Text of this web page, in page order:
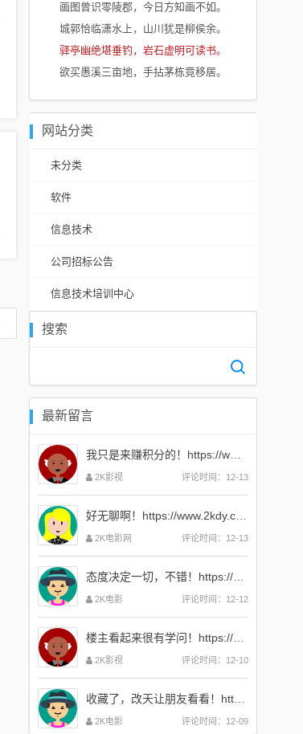
画图曾识零陵郡，今日方知画不如。
城郭恰临潇水上，山川犹是柳侯余。
驿亭幽绝堪垂钓，岩石虚明可读书。
欲买愚溪三亩地，手拈茅栋竟移居。
网站分类
未分类
软件
信息技术
公司招标公告
信息技术培训中心
搜索
最新留言
2K影视 评论时间：12-13
2K电影网 评论时间：12-13
2K电影 评论时间：12-12
2K影视 评论时间：12-10
2K电影 评论时间：12-09